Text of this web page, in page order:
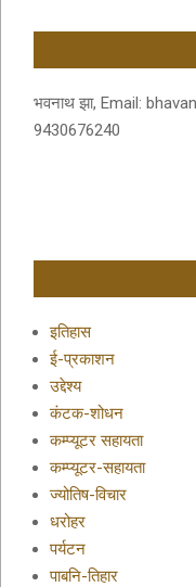
भवनाथ झा, Email:
9430676240
इतिहास
ई-प्रकाशन
उद्देश्य
कंटक-शोधन
कम्प्यूटर सहायता
कम्प्यूटर-सहायता
ज्योतिष-विचार
धरोहर
पर्यटन
पाबनि-तिहार